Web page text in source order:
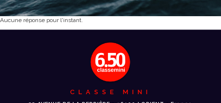
Aucune réponse pour l'instant.
CLASSE MINI